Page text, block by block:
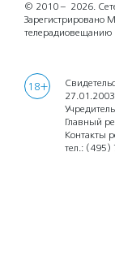
© 2010 – 2026.
Зарегистрировано
телерадиовещанию
18+
27.01.2003
Главный
Контакты
тел.: (495)